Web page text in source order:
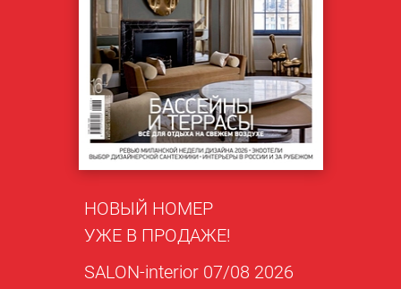
НОВЫЙ НОМЕР
УЖЕ В ПРОДАЖЕ!
SALON-interior 07/08 2026